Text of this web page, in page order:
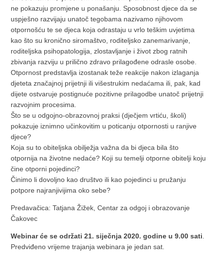
ne pokazuju promjene u ponašanju. Sposobnost djece da se
uspješno razvijaju unatoč tegobama nazivamo njihovom
otpornošću te se djeca koja odrastaju u vrlo teškim uvjetima
kao što su kronično siromaštvo, roditeljsko zanemarivanje,
roditeljska psihopatologija, zlostavljanje i život zbog ratnih
zbivanja razviju u prilično zdravo prilagođene odrasle osobe.
Otpornost predstavlja izostanak teže reakcije nakon izlaganja
djeteta značajnoj prijetnji ili višestrukim nedaćama ili, pak, kad
dijete ostvaruje postignuće pozitivne prilagodbe unatoč prijetnji
razvojnim procesima.
Što se u odgojno-obrazovnoj praksi (dječjem vrtiću, školi)
pokazuje iznimno učinkovitim u poticanju otpornosti u ranjive
djece?
Koja su to obiteljska obilježja važna da bi djeca bila što
otpornija na životne nedaće? Koji su temelji otporne obitelji koju
čine otporni pojedinci?
Činimo li dovoljno kao društvo ili kao pojedinci u pružanju
potpore najranjivijima oko sebe?
Predavačica: Tatjana Žižek, Centar za odgoj i obrazovanje
Čakovec
Webinar će se održati 21. siječnja 2020. godine u 9.00 sati
Predviđeno vrijeme trajanja webinara je jedan sat.